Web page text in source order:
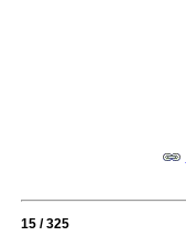
15 / 325